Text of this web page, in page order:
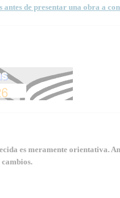
de presentar una obra a
es meramente orientativa.
cambios.